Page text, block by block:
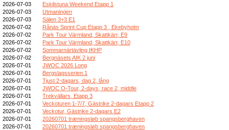
2026-07-03
Eskilstuna Weekend Etapp 1
2026-07-03
Utmaningen
2026-07-03
Sälen 3+3 E1
2026-07-02
Rånäs Sprint Cup Etapp 3 , Ekebyholm
2026-07-02
Park Tour Värmland, Skattkärr, E9
2026-07-02
Park Tour Värmland, Skattkärr, E10
2026-07-02
Sommarnärtävling IKHP
2026-07-02
Bergnäsets AIK 2 juni
2026-07-01
JWOC 2026 Long
2026-07-01
Bergslagsserien 1
2026-07-01
Tjust 2-dagars, dag 2, lång
2026-07-01
JWOC O-Tour, 2-days, race 2, middle
2026-07-01
Trekvällars, Etapp 3
2026-07-01
Veckoturen 1-7/7, Gästrike 2-dagars Etapp 2
2026-07-01
Veckotur, Gästrike 2-dagars E2
2026-07-01
20260701 træningsløb spangsberghaven
2026-07-01
20260701 træningsløb spangsberghaven